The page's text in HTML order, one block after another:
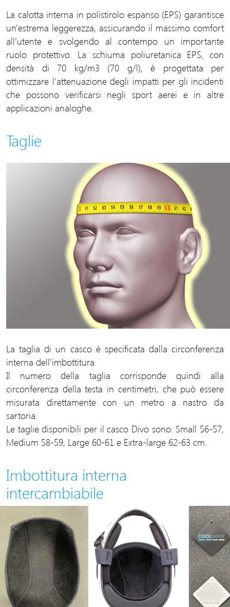
La calotta interna in polistirolo espanso (EPS) garantisce
un'estrema leggerezza, assicurando il massimo comfort
all'utente e svolgendo al contempo un importante
ruolo protettivo. La schiuma poliuretanica EPS, con
densità di 70 kg/m3 (70 g/l), è progettata per
ottimizzare l'attenuazione degli impatti per gli incidenti
che possono verificarsi negli sport aerei e in altre
applicazioni analoghe.
Taglie
La taglia di un casco è specificata dalla circonferenza
interna dell'imbottitura.
Il numero della taglia corrisponde quindi alla
circonferenza della testa in centimetri, che può essere
misurata direttamente con un metro a nastro da
sartoria.
Le taglie disponibili per il casco Divo sono: Small 56-57,
Medium 58-59, Large 60-61 e Extra-large 62-63 cm.
Imbottitura interna
intercambiabile